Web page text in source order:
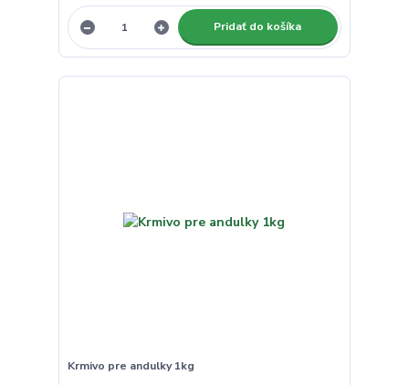
Pridať do košíka
Krmivo pre andulky 1kg